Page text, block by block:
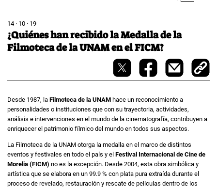
14 · 10 · 19
¿Quiénes han recibido la Medalla de la
Filmoteca de la UNAM en el FICM?
Desde 1987, la Filmoteca de la UNAM hace un reconocimiento a
personalidades o instituciones que con su trayectoria, actividades,
análisis e intervenciones en el mundo de la cinematografía, contribuyen a
enriquecer el patrimonio fílmico del mundo en todos sus aspectos.
La Filmoteca de la UNAM otorga la medalla en el marco de distintos
eventos y festivales en todo el país y el Festival Internacional de Cine de
Morelia (FICM) no es la excepción. Desde 2004, esta obra simbólica y
artística que se elabora en un 99.9 % con plata pura extraída durante el
proceso de revelado, restauración y rescate de películas dentro de los